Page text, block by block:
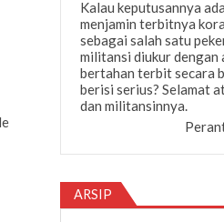
Kalau keputusannya
menjamin terbitnya
sebagai salah satu
militansi diukur dengan
bertahan terbit secara
berisi serius? Selamat
dan militansinnya.
ARSIP